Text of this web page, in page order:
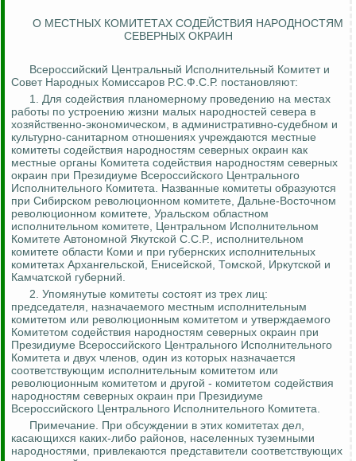
О МЕСТНЫХ КОМИТЕТАХ СОДЕЙСТВИЯ НАРОДНОСТЯМ
СЕВЕРНЫХ ОКРАИН
Всероссийский Центральный Исполнительный Комитет и
Совет Народных Комиссаров Р.С.Ф.С.Р. постановляют:
1. Для содействия планомерному проведению на местах
работы по устроению жизни малых народностей севера в
хозяйственно-экономическом, в административно-судебном и
культурно-санитарном отношениях учреждаются местные
комитеты содействия народностям северных окраин как
местные органы Комитета содействия народностям северных
окраин при Президиуме Всероссийского Центрального
Исполнительного Комитета. Названные комитеты образуются
при Сибирском революционном комитете, Дальне-Восточном
революционном комитете, Уральском областном
исполнительном комитете, Центральном Исполнительном
Комитете Автономной Якутской С.С.Р., исполнительном
комитете области Коми и при губернских исполнительных
комитетах Архангельской, Енисейской, Томской, Иркутской и
Камчатской губерний.
2. Упомянутые комитеты состоят из трех лиц:
председателя, назначаемого местным исполнительным
комитетом или революционным комитетом и утверждаемого
Комитетом содействия народностям северных окраин при
Президиуме Всероссийского Центрального Исполнительного
Комитета и двух членов, один из которых назначается
соответствующим исполнительным комитетом или
революционным комитетом и другой - комитетом содействия
народностям северных окраин при Президиуме
Всероссийского Центрального Исполнительного Комитета.
Примечание. При обсуждении в этих комитетах дел,
касающихся каких-либо районов, населенных туземными
народностями, привлекаются представители соответствующих